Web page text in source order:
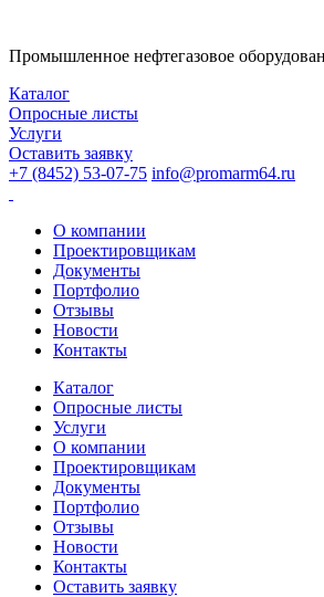
Промышленное нефтегазовое
Каталог
Опросные листы
Услуги
Оставить заявку
+7 (8452) 53-07-75 info@promarm64.ru
О компании
Проектировщикам
Документы
Портфолио
Отзывы
Новости
Контакты
Каталог
Опросные листы
Услуги
О компании
Проектировщикам
Документы
Портфолио
Отзывы
Новости
Контакты
Оставить заявку